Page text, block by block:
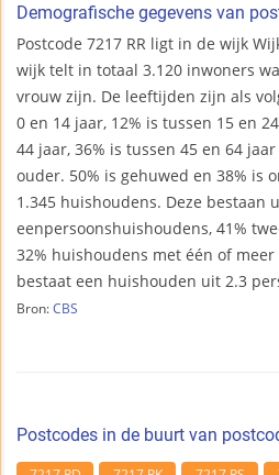
Demografische gegevens van
Postcode 7217 RR ligt in de wijk
wijk telt in totaal 3.120 inwoners
vrouw zijn. De leeftijden zijn als
0 en 14 jaar, 12% is tussen 15 en
44 jaar, 36% is tussen 45 en 64
ouder. 50% is gehuwed en 38% is
1.345 huishoudens. Deze bestaan
eenpersoonshuishoudens, 41%
32% huishoudens met één of
bestaat een huishouden uit 2.3
Bron: CBS
Postcodes in de buurt van